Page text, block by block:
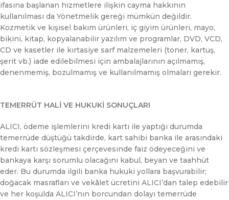
ifasına başlanan hizmetlere ilişkin cayma hakkının
kullanılması da Yönetmelik gereği mümkün değildir.
Kozmetik ve kişisel bakım ürünleri, iç giyim ürünleri, mayo,
bikini, kitap, kopyalanabilir yazılım ve programlar, DVD, VCD,
CD ve kasetler ile kırtasiye sarf malzemeleri (toner, kartuş,
şerit vb.) iade edilebilmesi için ambalajlarının açılmamış,
denenmemiş, bozulmamış ve kullanılmamış olmaları gerekir.
TEMERRÜT HALİ VE HUKUKİ SONUÇLARI
ALICI, ödeme işlemlerini kredi kartı ile yaptığı durumda
temerrüde düştüğü takdirde, kart sahibi banka ile arasındaki
kredi kartı sözleşmesi çerçevesinde faiz ödeyeceğini ve
bankaya karşı sorumlu olacağını kabul, beyan ve taahhüt
eder. Bu durumda ilgili banka hukuki yollara başvurabilir;
doğacak masrafları ve vekâlet ücretini ALICI’dan talep edebilir
ve her koşulda ALICI’nın borcundan dolayı temerrüde